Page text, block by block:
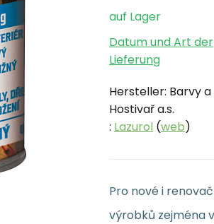
auf Lager
Datum und Art der
Lieferung
Hersteller: Barvy
Hostivař a.s.
: Lazurol (web)
Pro nové i
výrobků zejména